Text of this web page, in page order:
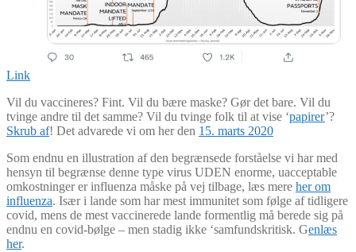
Link
Vil du vaccineres? Fint. Vil du bære maske? Gør det bare. Vil du
tvinge andre til det samme? Vil du tvinge folk til at vise ‘papirer’?
Skrub af! Det advarede vi om her den 15. marts 2020
Som endnu en illustration af den begrænsede forståelse vi har med
hensyn til begrænse denne type virus UDEN enorme, uacceptable
omkostninger er influenza måske på vej tilbage, læs mere her om
influenza. Især i lande som har mest immunitet som følge af tidligere
covid, mens de mest vaccinerede lande formentlig må berede sig på
endnu en covid-bølge – men stadig ikke ‘samfundskritisk. Genlæs
her.